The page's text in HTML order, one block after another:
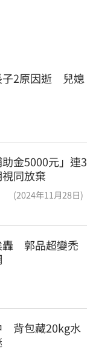
2原因逝　兒媳
金5000元」連3
同放棄
(2024年11月28日)
　郭品超變禿
背包藏20kg水